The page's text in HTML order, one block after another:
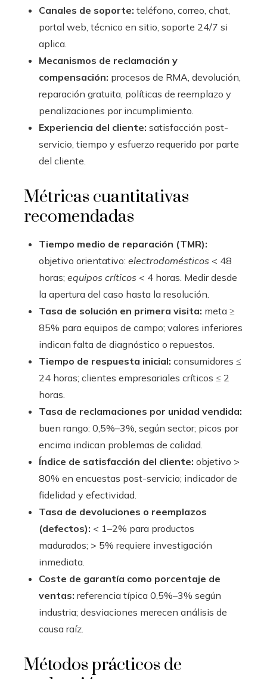
Canales de soporte: teléfono, correo, chat,
portal web, técnico en sitio, soporte 24/7 si
aplica.
Mecanismos de reclamación y
compensación: procesos de RMA, devolución,
reparación gratuita, políticas de reemplazo y
penalizaciones por incumplimiento.
Experiencia del cliente: satisfacción post-
servicio, tiempo y esfuerzo requerido por parte
del cliente.
Métricas cuantitativas
recomendadas
Tiempo medio de reparación (TMR):
objetivo orientativo: electrodomésticos < 48
horas; equipos críticos < 4 horas. Medir desde
la apertura del caso hasta la resolución.
Tasa de solución en primera visita: meta ≥
85% para equipos de campo; valores inferiores
indican falta de diagnóstico o repuestos.
Tiempo de respuesta inicial: consumidores ≤
24 horas; clientes empresariales críticos ≤ 2
horas.
Tasa de reclamaciones por unidad vendida:
buen rango: 0,5%–3%, según sector; picos por
encima indican problemas de calidad.
Índice de satisfacción del cliente: objetivo >
80% en encuestas post-servicio; indicador de
fidelidad y efectividad.
Tasa de devoluciones o reemplazos
(defectos): < 1–2% para productos
madurados; > 5% requiere investigación
inmediata.
Coste de garantía como porcentaje de
ventas: referencia típica 0,5%–3% según
industria; desviaciones merecen análisis de
causa raíz.
Métodos prácticos de